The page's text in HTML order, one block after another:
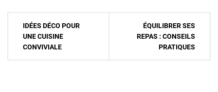
Navigation
l’article
IDÉES DÉCO POUR
UNE CUISINE
CONVIVIALE
ÉQUILIBRER SES
REPAS : CONSEILS
PRATIQUES